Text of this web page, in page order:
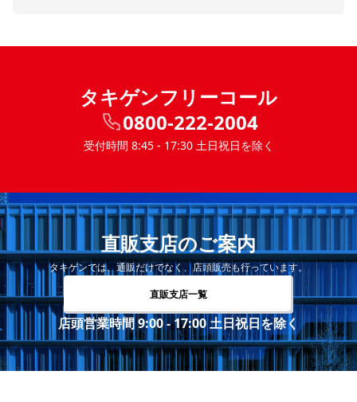
タキゲンフリーコール
0800-222-2004
受付時間 8:45 - 17:30 土日祝日を除く
直販支店のご案内
タキゲンでは、通販だけでなく、店頭販売も行っています。
直販支店一覧
店頭営業時間 9:00 - 17:00 土日祝日を除く